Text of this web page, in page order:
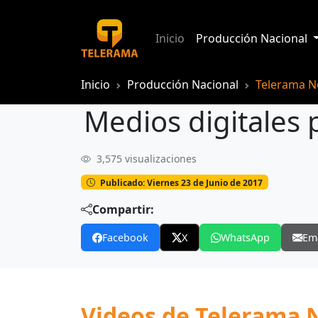
Inicio Producción Nacional
Inicio Producción Nacional Telerama
Medios digitales
Medios digitales proponen reformas a
3,575 visualizaciones
Publicado: Viernes 23 de Junio de 2017
Compartir:
Facebook X WhatsApp